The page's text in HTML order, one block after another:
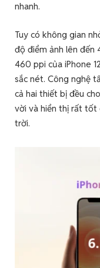
nhanh.
Tuy có không gian
độ điểm ảnh lên đến
460 ppi của iPhone
sắc nét. Công nghệ
cả hai thiết bị đều
vời và hiển thị rất tốt
trời.